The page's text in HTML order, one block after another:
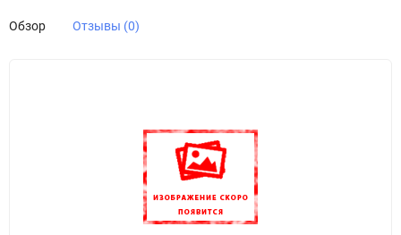
Обзор Отзывы (0)